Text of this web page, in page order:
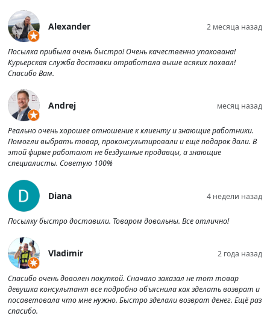
Alexander 2 месяца назад
Посылка прибыла очень быстро! Очень качественно упакована!
Курьерская служба доставки отработала выше всяких похвал!
Спасибо Вам.
Andrej месяц назад
Реально очень хорошее отношение к клиенту и знающие работники.
Помогли выбрать товар, проконсультировали и ещё подарок дали. В
этой фирме работают не бездушные продавцы, а знающие
специалисты. Советую 100%
Diana 4 недели назад
Посылку быстро доставили. Товаром довольны. Все отлично!
Vladimir 2 года назад
Спасибо очень доволен покупкой. Сначало заказал не тот товар
девушка консультант все подробно объяснила как зделать возврат и
посаветовала что мне нужно. Быстро зделали возврат денег. Ещё раз
спасибо.